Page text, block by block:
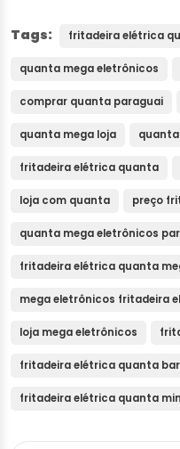
Tags: fritadeira elétrica
quanta mega eletrônicos
comprar quanta paraguai
quanta mega loja
fritadeira elétrica quanta
loja com quanta preço
quanta mega eletrônicos
fritadeira elétrica quanta
mega eletrônicos fritadeira
loja mega eletrônicos
fritadeira elétrica quanta
fritadeira elétrica quanta